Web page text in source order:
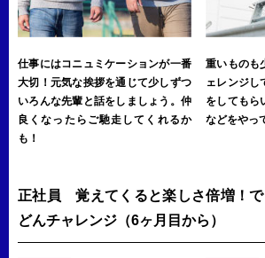
仕事にはコニュミケーションが一番
大切！元気な挨拶を通じて少しずつ
いろんな先輩と話をしましょう。仲
良くなったらご馳走してくれるか
も！
重いものも
ェレンジし
をしてもら
などをやっ
正社員 覚えてくると楽しさ倍増！
どんチャレンジ（6ヶ月目から）